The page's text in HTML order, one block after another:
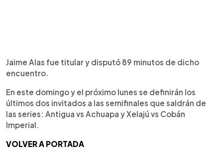
Jaime Alas fue titular y disputó 89 minutos de dicho
encuentro.
En este domingo y el próximo lunes se definirán los
últimos dos invitados a las semifinales que saldrán de
las series: Antigua vs Achuapa y Xelajú vs Cobán
Imperial.
VOLVER A PORTADA